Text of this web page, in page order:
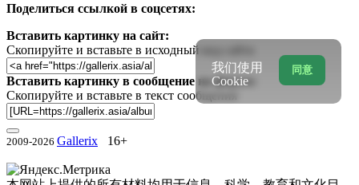
Поделиться ссылкой в соцсетях:
Вставить картинку на сайт:
Скопируйте и вставьте в исходный код сайта
Вставить картинку в сообщение на форум:
Скопируйте и вставьте в текст сообщения
2009-2026 Gallerix 16+
同意
我们使用
Cookie